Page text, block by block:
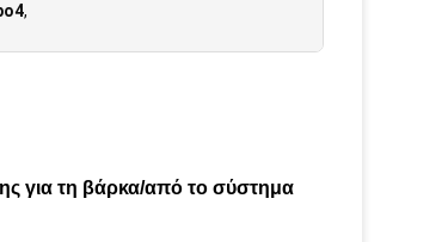
,
για τη βάρκα/από το σύστημα